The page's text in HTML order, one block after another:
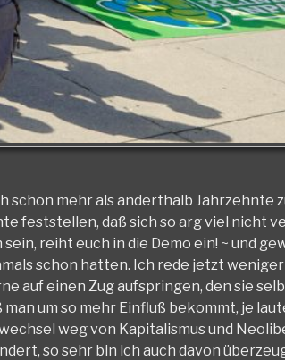
mehr als anderthalb Jahrzehnte
feststellen, daß sich so arg viel nicht
reiht euch in die Demo ein! ~ und
schon hatten. Ich rede jetzt
auf einen Zug aufspringen, den sie
um so mehr Einfluß bekommt, je
weg von Kapitalismus und
so sehr bin ich auch davon